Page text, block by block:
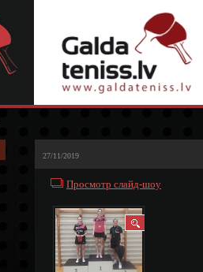
27/11/2019
Просмотр слайд-шоу